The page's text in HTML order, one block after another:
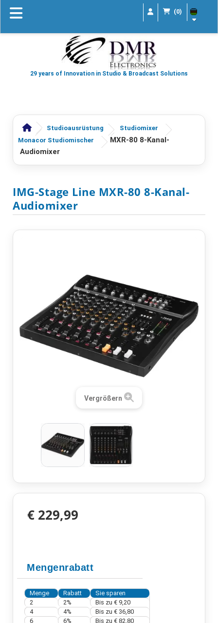
(0)
29 years of Innovation in Studio & Broadcast Solutions
Studioausrüstung
Studiomixer
Monacor Studiomischer
MXR-80 8-Kanal-
Audiomixer
IMG-Stage Line MXR-80 8-Kanal-
Audiomixer
Vergrößern
€ 229,99
Mengenrabatt
Menge Rabatt
Sie sparen
2
2% Bis zu € 9,20
4
4% Bis zu € 36,80
6
6% Bis zu € 82,80